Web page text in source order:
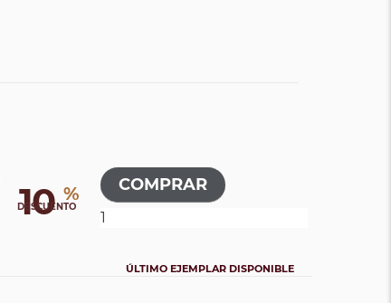
10 %
DESCUENTO
ÚLTIMO EJEMPLAR DISPONIBLE